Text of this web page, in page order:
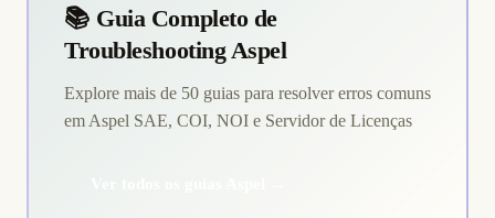
📚 Guia Completo de
Troubleshooting Aspel
Explore mais de 50 guias para resolver erros comuns
em Aspel SAE, COI, NOI e Servidor de Licenças